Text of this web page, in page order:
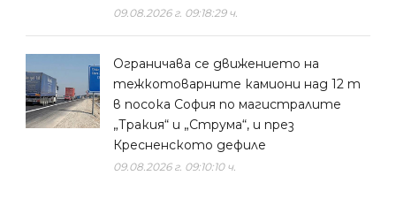
09.08.2026 г. 09:18:29 ч.
Ограничава се движението на
тежкотоварните камиони над 12 т
в посока София по магистралите
„Тракия“ и „Струма“, и през
Кресненското дефиле
09.08.2026 г. 09:10:10 ч.